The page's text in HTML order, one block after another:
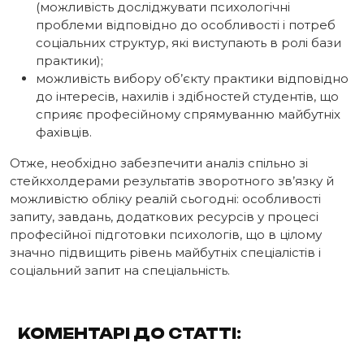
(можливість досліджувати психологічні
проблеми відповідно до особливості і потреб
соціальних структур, які виступають в ролі бази
практики);
можливість вибору об’єкту практики відповідно
до інтересів, нахилів і здібностей студентів, що
сприяє професійному спрямуванню майбутніх
фахівців.
Отже, необхідно забезпечити аналіз спільно зі
стейкхолдерами результатів зворотного зв’язку й
можливістю обліку реалій сьогодні: особливості
запиту, завдань, додаткових ресурсів у процесі
професійної підготовки психологів, що в цілому
значно підвищить рівень майбутніх спеціалістів і
соціальний запит на спеціальність.
КОМЕНТАРІ ДО СТАТТІ: